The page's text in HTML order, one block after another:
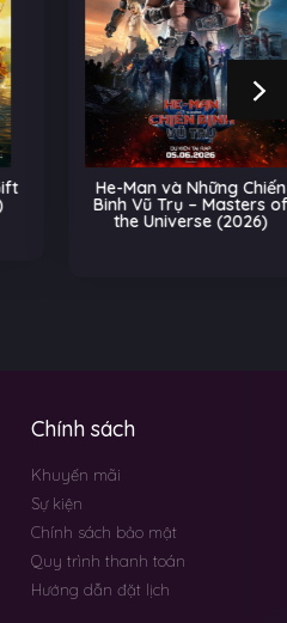
He-Man và Những Chiến
Binh Vũ Trụ – Masters of
the Universe (2026)
Chính sách
Khuyến mãi
Sự kiện
Chính sách bảo mật
Quy trình thanh toán
Hướng dẫn đặt lịch